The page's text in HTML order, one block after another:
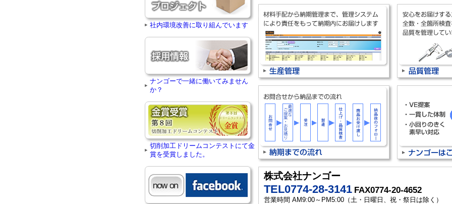
株式会社ナンゴー
TEL0774-28-3141 FAX0774-20-4652
営業時間 AM9:00～PM5:00（土・日曜日、祝・祭日は除く）
社内環境改善に取り組んでいます
ナンゴーで一緒に働いてみません
か？
切削加工ドリームコンテストにて金
賞を受賞しました。